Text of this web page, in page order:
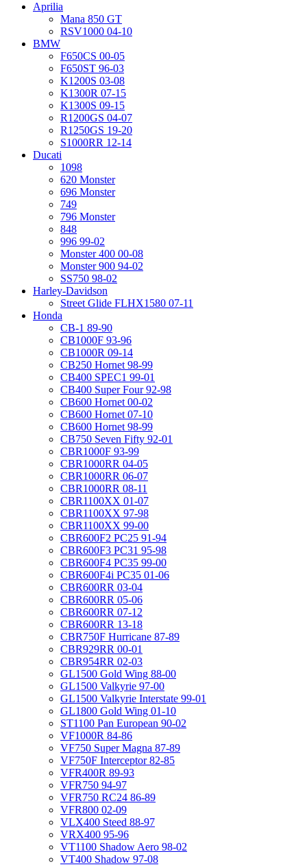
Aprilia
Mana 850 GT
RSV1000 04-10
BMW
F650CS 00-05
F650ST 96-03
K1200S 03-08
K1300R 07-15
K1300S 09-15
R1200GS 04-07
R1250GS 19-20
S1000RR 12-14
Ducati
1098
620 Monster
696 Monster
749
796 Monster
848
996 99-02
Monster 400 00-08
Monster 900 94-02
SS750 98-02
Harley-Davidson
Street Glide FLHX1580 07-11
Honda
CB-1 89-90
CB1000F 93-96
CB1000R 09-14
CB250 Hornet 98-99
CB400 SPEC1 99-01
CB400 Super Four 92-98
CB600 Hornet 00-02
CB600 Hornet 07-10
CB600 Hornet 98-99
CB750 Seven Fifty 92-01
CBR1000F 93-99
CBR1000RR 04-05
CBR1000RR 06-07
CBR1000RR 08-11
CBR1100XX 01-07
CBR1100XX 97-98
CBR1100XX 99-00
CBR600F2 PC25 91-94
CBR600F3 PC31 95-98
CBR600F4 PC35 99-00
CBR600F4i PC35 01-06
CBR600RR 03-04
CBR600RR 05-06
CBR600RR 07-12
CBR600RR 13-18
CBR750F Hurricane 87-89
CBR929RR 00-01
CBR954RR 02-03
GL1500 Gold Wing 88-00
GL1500 Valkyrie 97-00
GL1500 Valkyrie Interstate 99-01
GL1800 Gold Wing 01-10
ST1100 Pan European 90-02
VF1000R 84-86
VF750 Super Magna 87-89
VF750F Interceptor 82-85
VFR400R 89-93
VFR750 94-97
VFR750 RC24 86-89
VFR800 02-09
VLX400 Steed 88-97
VRX400 95-96
VT1100 Shadow Aero 98-02
VT400 Shadow 97-08